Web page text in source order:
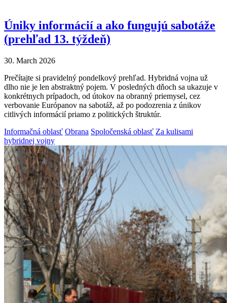
Úniky informácií a ako fungujú sabotáže
(prehľad 13. týždeň)
30. March 2026
Prečítajte si pravidelný pondelkový prehľad. Hybridná vojna už
dlho nie je len abstraktný pojem. V posledných dňoch sa ukazuje v
konkrétnych prípadoch, od útokov na obranný priemysel, cez
verbovanie Európanov na sabotáž, až po podozrenia z únikov
citlivých informácií priamo z politických štruktúr.
Informačná oblasť Obrana Spoločenská oblasť Za kulisami
hybridnej vojny